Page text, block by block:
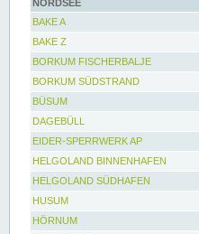
NORDSEE
BAKE A
BAKE Z
BORKUM FISCHERBALJE
BORKUM SÜDSTRAND
BÜSUM
DAGEBÜLL
EIDER-SPERRWERK AP
HELGOLAND BINNENHAFEN
HELGOLAND SÜDHAFEN
HUSUM
HÖRNUM